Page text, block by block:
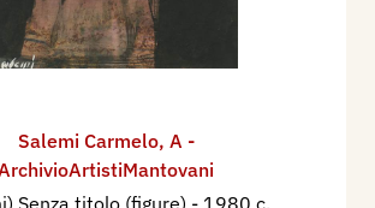
del Grupponove”, Galleria
Vince la Medaglia d’oro al
– Reggiolo”. “4a Rassegna
Contemporanea - L’uomo e il
Salemi Carmelo, A -
Senza titolo (figure) - 1980 c.